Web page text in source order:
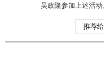
吴政隆参加上述活动
推荐